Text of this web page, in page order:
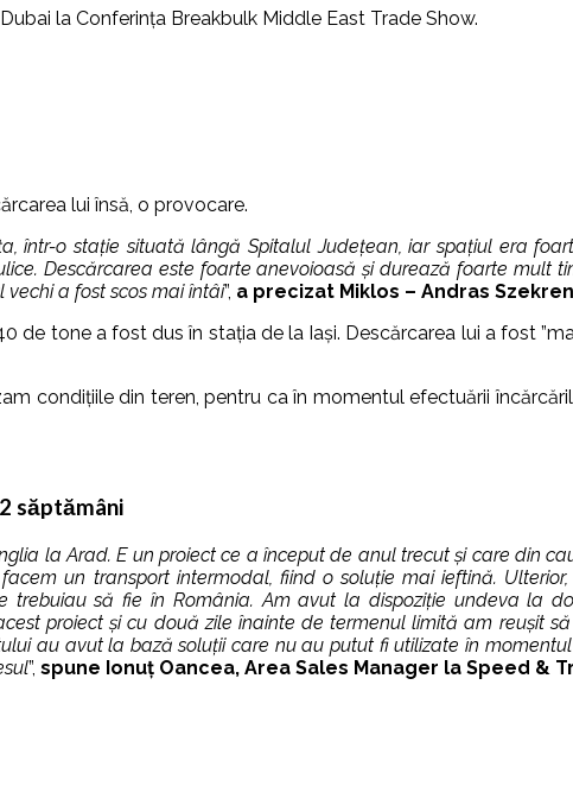
la Conferința Breakbulk Middle East Trade Show.
lui însă, o provocare.
într-o stație situată lângă Spitalul Județean, iar spațiul era
Descărcarea este foarte anevoioasă și durează foarte mult
a fost scos mai întâi”, a precizat Miklos – Andras
tone a fost dus în stația de la Iași. Descărcarea lui a fost
condițiile din teren, pentru ca în momentul efectuării
săptămâni
la Arad. E un proiect ce a început de anul trecut și care din
un transport intermodal, fiind o soluție mai ieftină.
să fie în România. Am avut la dispoziție undeva la
proiect și cu două zile înainte de termenul limită am reușit
au avut la bază soluții care nu au putut fi utilizate în
”, spune Ionuț Oancea, Area Sales Manager la Speed &